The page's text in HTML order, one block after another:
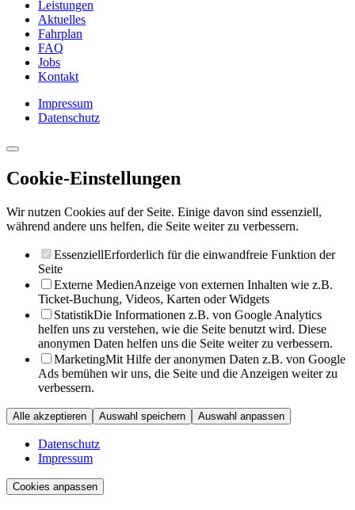
Leistungen
Aktuelles
Fahrplan
FAQ
Jobs
Kontakt
Impressum
Datenschutz
Cookie-Einstellungen
Wir nutzen Cookies auf der Seite. Einige davon sind essenziell,
während andere uns helfen, die Seite weiter zu verbessern.
EssenziellErforderlich für die einwandfreie Funktion der
Seite
Externe MedienAnzeige von externen Inhalten wie z.B.
Ticket-Buchung, Videos, Karten oder Widgets
StatistikDie Informationen z.B. von Google Analytics
helfen uns zu verstehen, wie die Seite benutzt wird. Diese
anonymen Daten helfen uns die Seite weiter zu verbessern.
MarketingMit Hilfe der anonymen Daten z.B. von Google
Ads bemühen wir uns, die Seite und die Anzeigen weiter zu
verbessern.
Alle akzeptieren Auswahl speichern Auswahl anpassen
Datenschutz
Impressum
Cookies anpassen